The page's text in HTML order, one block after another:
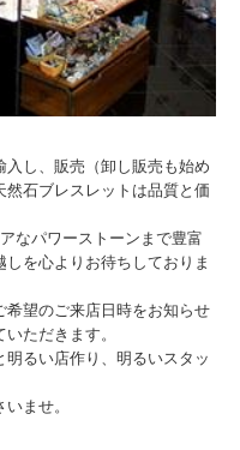
し、販売（卸し販売も始め
然石ブレスレットは品質と価
なパワーストーンまで豊富
を心よりお待ちしておりま
希望のご来店日時をお知らせ
ただきます。
るい店作り、明るいスタッ
ませ。